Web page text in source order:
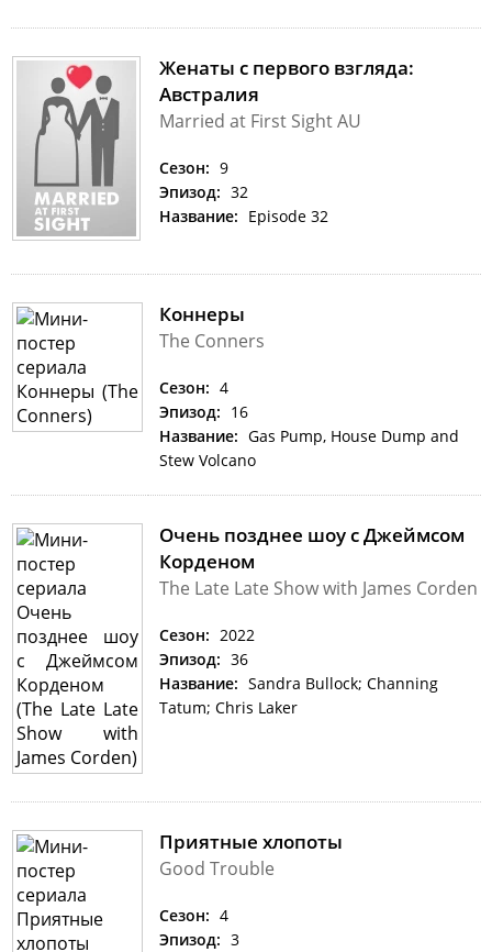
Женаты с первого взгляда:
Австралия
Married at First Sight AU
Сезон: 9
Эпизод: 32
Название: Episode 32
Коннеры
The Conners
Сезон: 4
Эпизод: 16
Название: Gas Pump, House Dump and
Stew Volcano
Очень позднее шоу с Джеймсом
Корденом
The Late Late Show with James Corden
Сезон: 2022
Эпизод: 36
Название: Sandra Bullock; Channing
Tatum; Chris Laker
Приятные хлопоты
Good Trouble
Сезон: 4
Эпизод: 3